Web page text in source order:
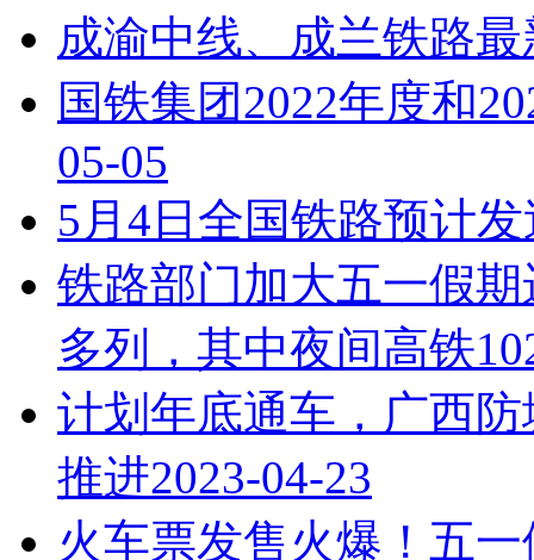
成渝中线、成兰铁路
国铁集团2022年度和
05-05
5月4日全国铁路预计
铁路部门加大五一假
多列，其中夜间高铁
计划年底通车，广西
推进2023-04-23
火车票发售火爆！五